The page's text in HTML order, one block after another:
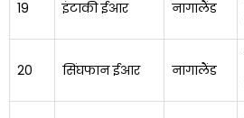
19 इंटाकी ईआर नागालैंड
20 सिंघफान ईआर नागालैंड